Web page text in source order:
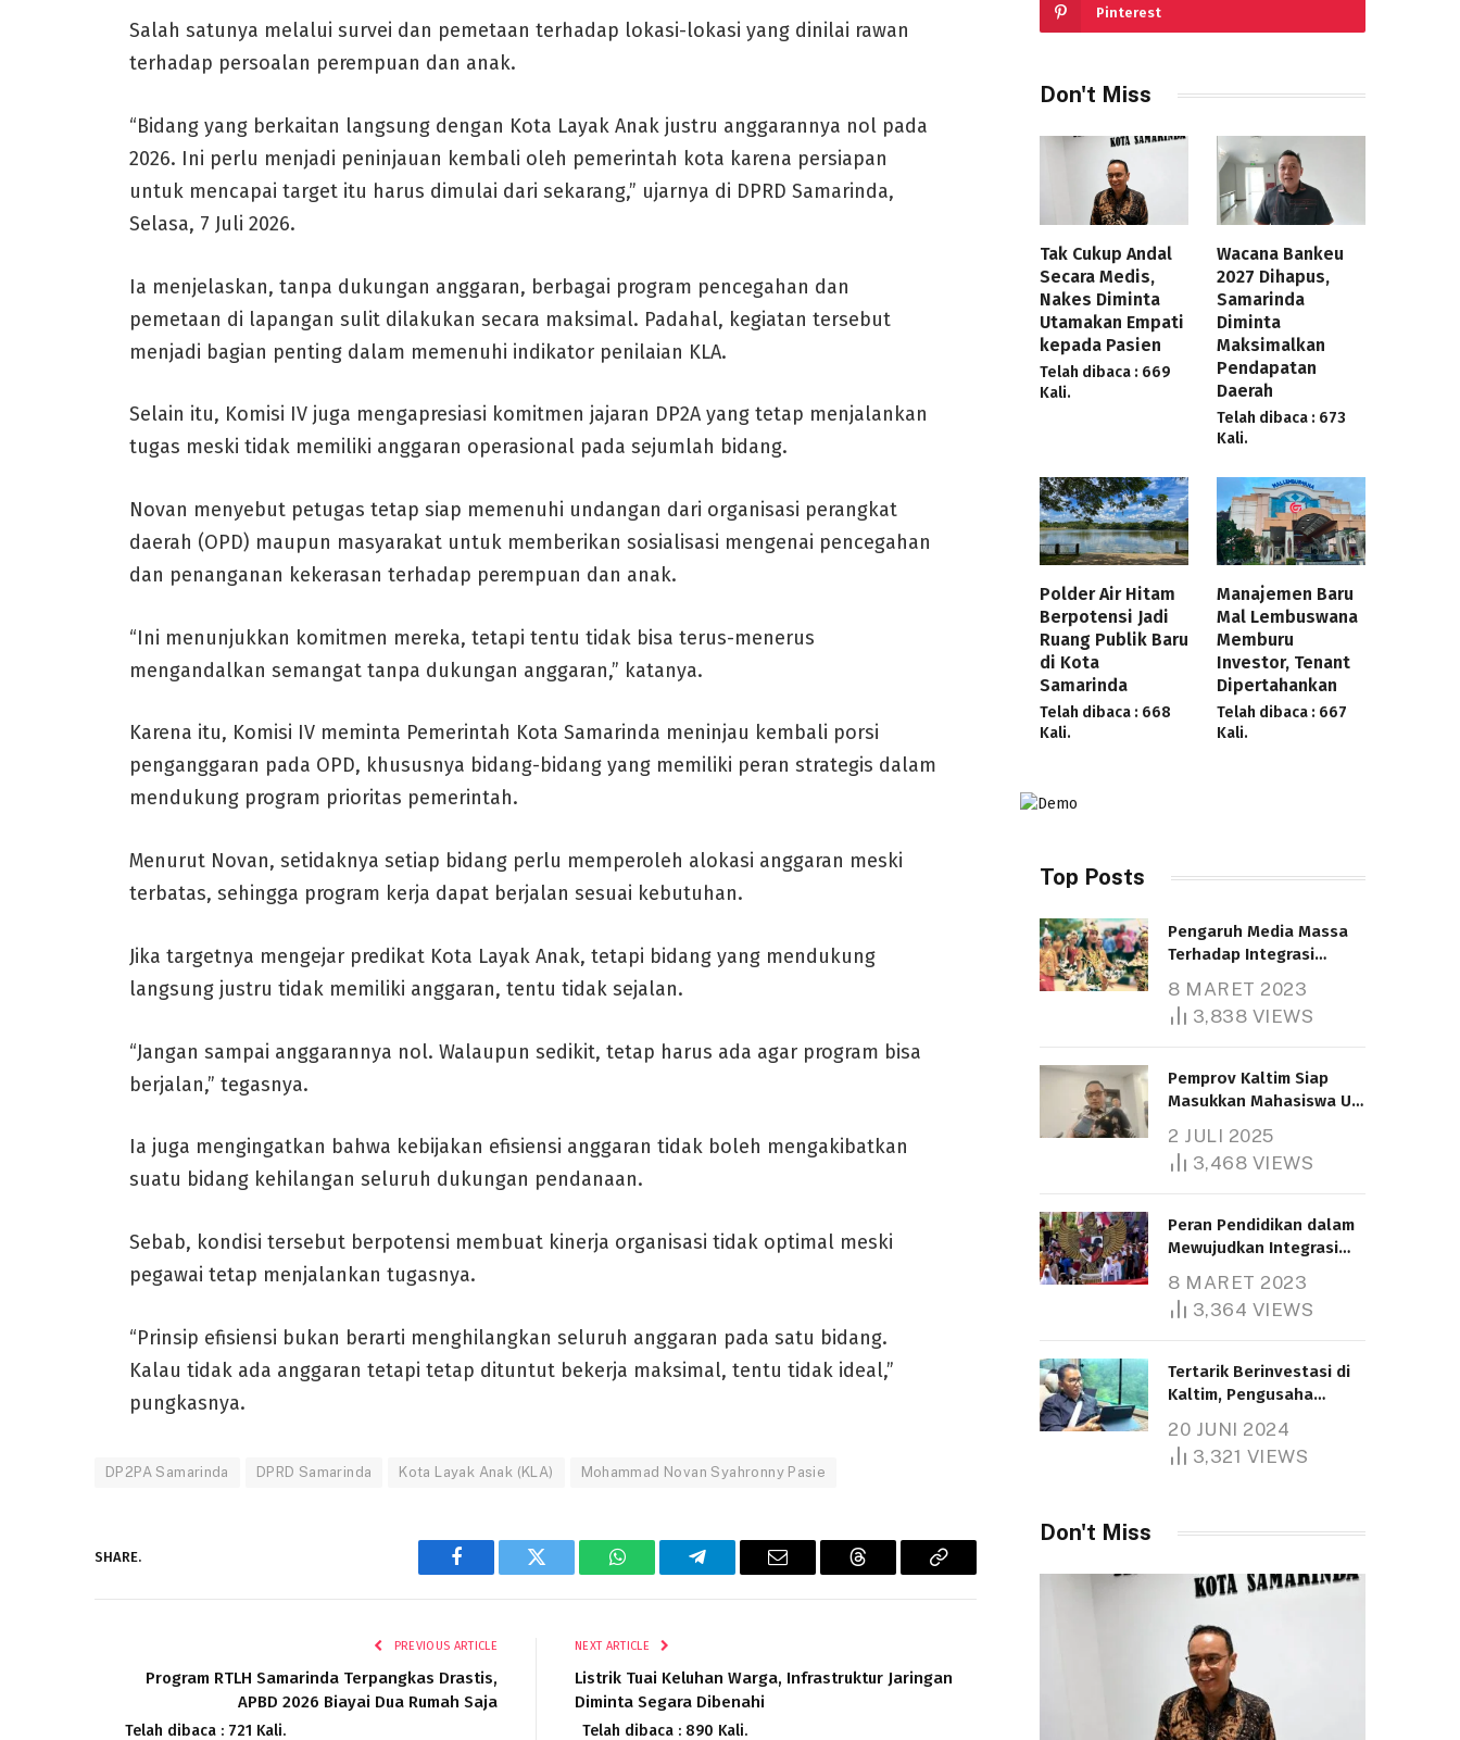
Salah satunya melalui survei dan pemetaan terhadap lokasi-lokasi yang dinilai rawan
terhadap persoalan perempuan dan anak.
“Bidang yang berkaitan langsung dengan Kota Layak Anak justru anggarannya nol pada
2026. Ini perlu menjadi peninjauan kembali oleh pemerintah kota karena persiapan
untuk mencapai target itu harus dimulai dari sekarang,” ujarnya di DPRD Samarinda,
Selasa, 7 Juli 2026.
Ia menjelaskan, tanpa dukungan anggaran, berbagai program pencegahan dan
pemetaan di lapangan sulit dilakukan secara maksimal. Padahal, kegiatan tersebut
menjadi bagian penting dalam memenuhi indikator penilaian KLA.
Selain itu, Komisi IV juga mengapresiasi komitmen jajaran DP2A yang tetap menjalankan
tugas meski tidak memiliki anggaran operasional pada sejumlah bidang.
Novan menyebut petugas tetap siap memenuhi undangan dari organisasi perangkat
daerah (OPD) maupun masyarakat untuk memberikan sosialisasi mengenai pencegahan
dan penanganan kekerasan terhadap perempuan dan anak.
“Ini menunjukkan komitmen mereka, tetapi tentu tidak bisa terus-menerus
mengandalkan semangat tanpa dukungan anggaran,” katanya.
Karena itu, Komisi IV meminta Pemerintah Kota Samarinda meninjau kembali porsi
penganggaran pada OPD, khususnya bidang-bidang yang memiliki peran strategis dalam
mendukung program prioritas pemerintah.
Menurut Novan, setidaknya setiap bidang perlu memperoleh alokasi anggaran meski
terbatas, sehingga program kerja dapat berjalan sesuai kebutuhan.
Jika targetnya mengejar predikat Kota Layak Anak, tetapi bidang yang mendukung
langsung justru tidak memiliki anggaran, tentu tidak sejalan.
“Jangan sampai anggarannya nol. Walaupun sedikit, tetap harus ada agar program bisa
berjalan,” tegasnya.
Ia juga mengingatkan bahwa kebijakan efisiensi anggaran tidak boleh mengakibatkan
suatu bidang kehilangan seluruh dukungan pendanaan.
Sebab, kondisi tersebut berpotensi membuat kinerja organisasi tidak optimal meski
pegawai tetap menjalankan tugasnya.
“Prinsip efisiensi bukan berarti menghilangkan seluruh anggaran pada satu bidang.
Kalau tidak ada anggaran tetapi tetap dituntut bekerja maksimal, tentu tidak ideal,”
pungkasnya.
DP2PA Samarinda DPRD Samarinda Kota Layak Anak (KLA) Mohammad Novan Syahronny Pasie
SHARE.
Facebook Twitter WhatsAppTelegram Email Threads
Copy
PREVIOUS ARTICLE
Program RTLH Samarinda Terpangkas Drastis,
APBD 2026 Biayai Dua Rumah Saja
Telah dibaca : 721 Kali.
NEXT ARTICLE
Listrik Tuai Keluhan Warga, Infrastruktur Jaringan
Diminta Segara Dibenahi
Telah dibaca : 890 Kali.
Pinterest
Don't Miss
Tak Cukup Andal
Secara Medis,
Nakes Diminta
Utamakan Empati
kepada Pasien
Telah dibaca : 669
Kali.
Wacana Bankeu
2027 Dihapus,
Samarinda
Diminta
Maksimalkan
Pendapatan
Daerah
Telah dibaca : 673
Kali.
Polder Air Hitam
Berpotensi Jadi
Ruang Publik Baru
di Kota
Samarinda
Telah dibaca : 668
Kali.
Manajemen Baru
Mal Lembuswana
Memburu
Investor, Tenant
Dipertahankan
Telah dibaca : 667
Kali.
Top Posts
Pengaruh Media Massa
Terhadap Integrasi
Telah dibaca : 4.616 Kali.
8 MARET 2023
3,838 VIEWS
Pemprov Kaltim Siap
Masukkan Mahasiswa UT
Bantuan Pendidikan
Gratispol
2 JULI 2025
3,468 VIEWS
Peran Pendidikan dalam
Mewujudkan Integrasi
Telah dibaca : 5.271 Kali.
8 MARET 2023
3,364 VIEWS
Tertarik Berinvestasi di
Kaltim, Pengusaha
1.000 Hektare
Telah dibaca : 1.291 Kali.
20 JUNI 2024
3,321 VIEWS
Don't Miss